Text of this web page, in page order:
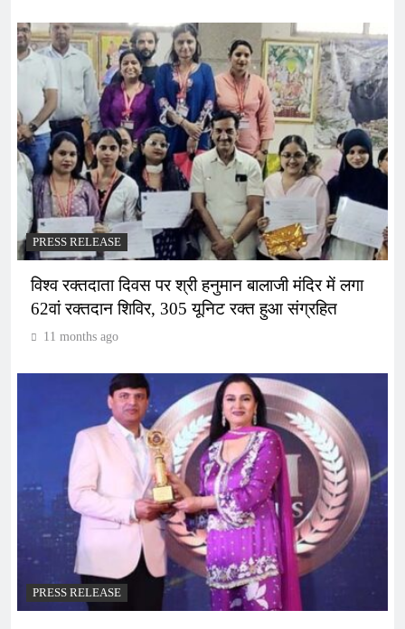
PRESS RELEASE
विश्व रक्तदाता दिवस पर श्री हनुमान बालाजी मंदिर में लगा
62वां रक्तदान शिविर, 305 यूनिट रक्त हुआ संग्रहित
11 months ago
PRESS RELEASE